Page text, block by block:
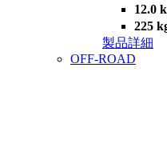
12.0
225
製品詳細
OFF-ROAD